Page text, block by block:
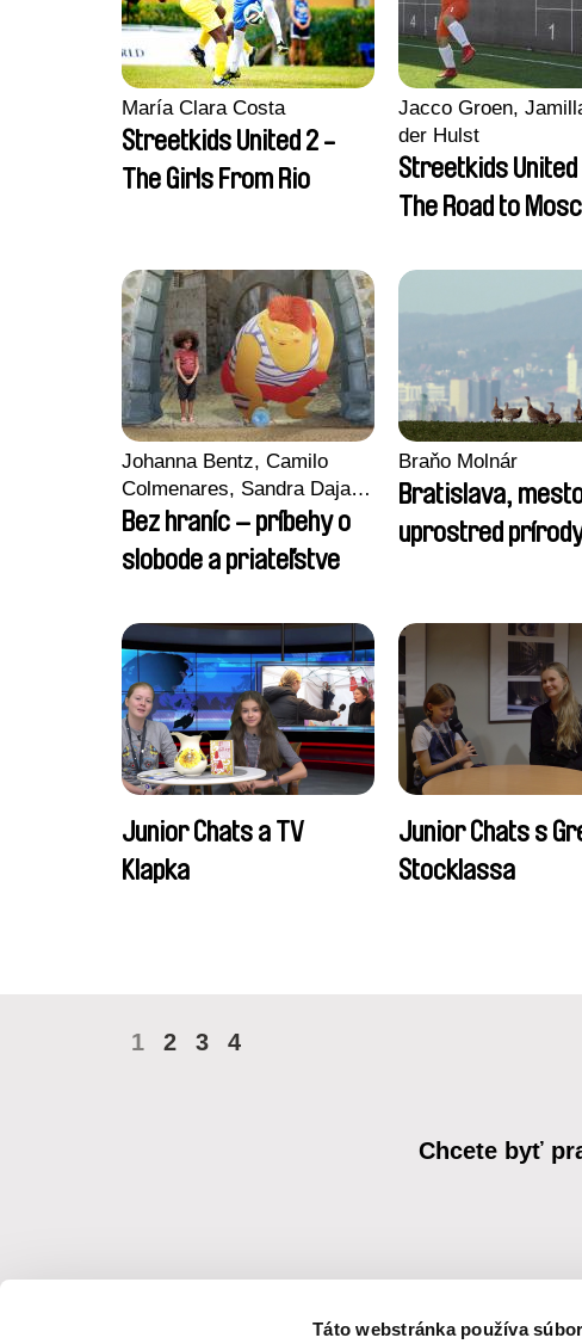
Táto webstránka používa
María Clara Costa
Streetkids United 2 -
The Girls From Rio
Jacco Groen,
der Hulst
Streetkids
The Road to
Johanna Bentz, Camilo
Colmenares, Sandra Dajani,
Madeleine Dallmeyer,
Nazgol Emami, Diana
Menestrey, Khaled Nawal,
Bez hraníc – príbehy o
slobode a priateľstve
Braňo Molnár
Bratislava,
uprostred
Junior Chats a TV
Klapka
Junior Chats s
Stocklassa
1 2 3 4
Chcete byť